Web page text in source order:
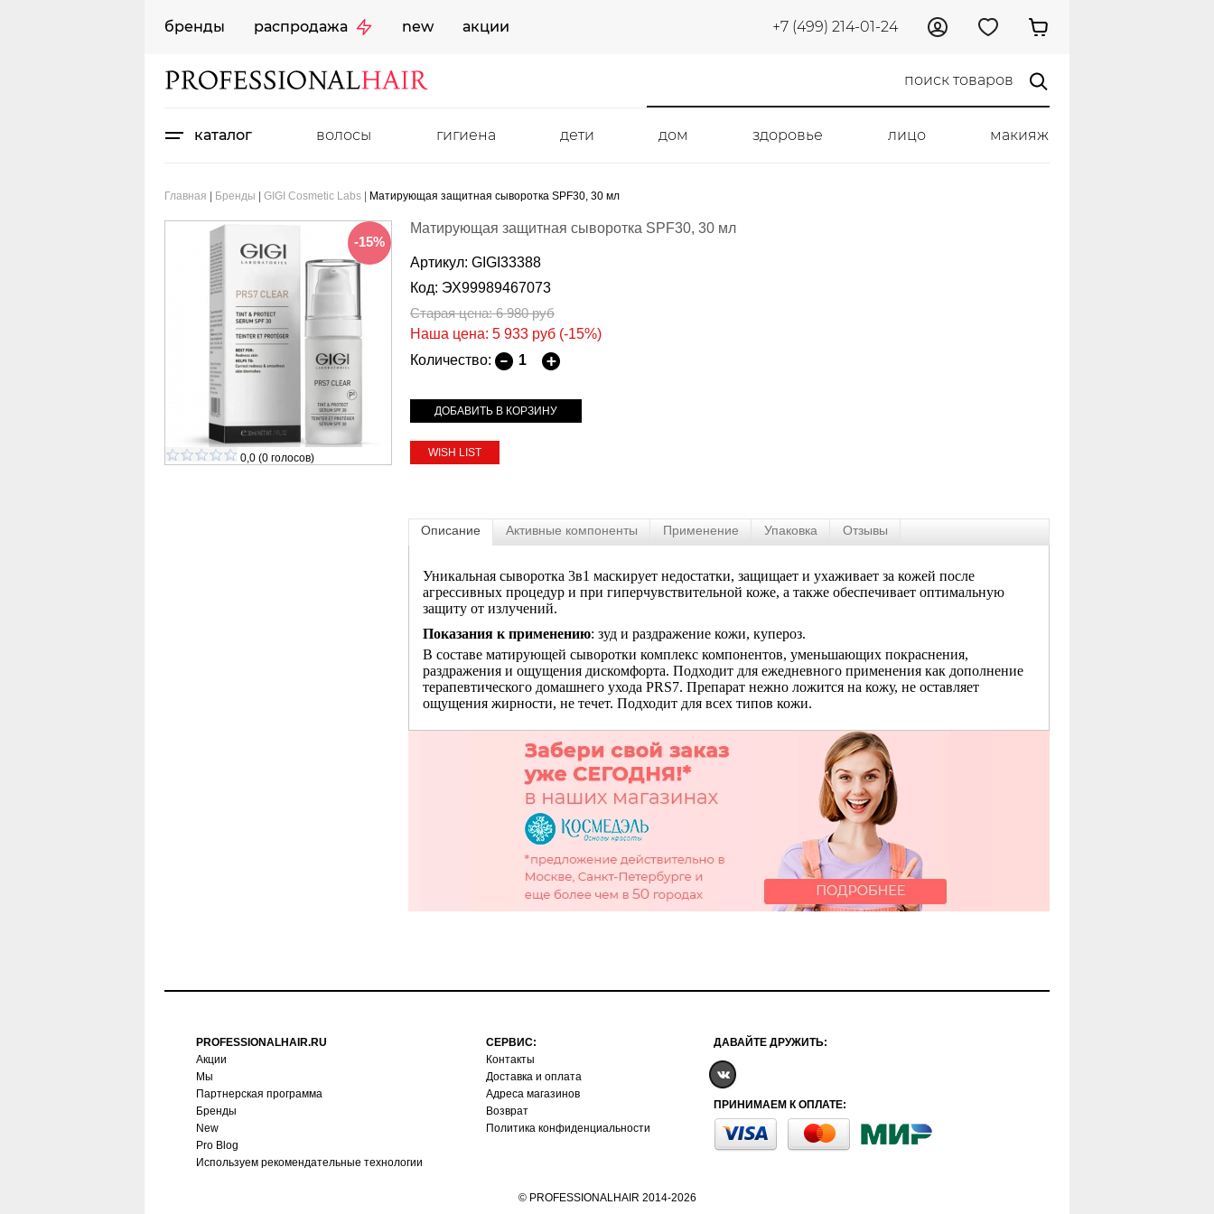
бренды распродажа new акции +7 (499) 214-01-24
каталог волосы гигиена дети дом здоровье лицо макияж
Главная Бренды GIGI Cosmetic Labs Матирующая защитная сыворотка SPF30, 30 мл
-15%
0,0 (0 голосов)
Матирующая защитная сыворотка SPF30, 30 мл
Артикул: GIGI33388
Код: ЭХ99989467073
Старая цена: 6 980руб
Наша цена: 5 933 руб (-15%)
Количество:
WISH LIST
Описание Активные компоненты Применение Упаковка Отзывы
Уникальная сыворотка 3в1 маскирует недостатки, защищает и ухаживает за кожей после
агрессивных процедур и при гиперчувствительной коже, а также обеспечивает оптимальную
защиту от излучений.
Показания к применению: зуд и раздражение кожи, купероз.
В составе матирующей сыворотки комплекс компонентов, уменьшающих покраснения,
раздражения и ощущения дискомфорта. Подходит для ежедневного применения как дополнение
терапевтического домашнего ухода PRS7. Препарат нежно ложится на кожу, не оставляет
ощущения жирности, не течет. Подходит для всех типов кожи.
PROFESSIONALHAIR.RU
Акции
Мы
Партнерская программа
Бренды
New
Pro Blog
Используем рекомендательные технологии
СЕРВИС:
Контакты
Доставка и оплата
Адреса магазинов
Возврат
Политика конфиденциальности
ДАВАЙТЕ ДРУЖИТЬ:
ПРИНИМАЕМ К ОПЛАТЕ:
© PROFESSIONALHAIR 2014-2026